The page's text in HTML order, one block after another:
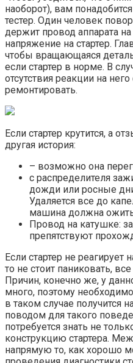
наоборот), вам
тестер. Один человек
держит провод аппарата
напряжение на стартер.
чтобы вращающаяся
если стартер в норме. В
отсутствия реакции на него
ремонтировать.
Если стартер крутится, а
другая история:
– возможно она
с распределителя
дожди или росные
Удаляется все до
машина должна
Провод на катушке:
препятствуют
Если стартер не
то не стоит паниковать,
Причин, конечно же, у
много, поэтому
в таком случае получится
поводом для такого
потребуется знать не
конструкцию стартера.
напрямую то, как хорошо